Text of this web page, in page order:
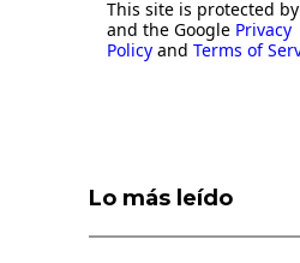
This site is protected by
and the Google Privacy
Policy and Terms of
Lo más leído